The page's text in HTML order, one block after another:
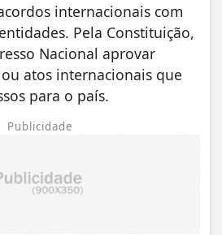
internacionais com
Pela Constituição,
Nacional aprovar
atos internacionais que
para o país.
Publicidade